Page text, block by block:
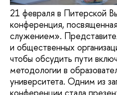
21 февраля в Питерской
конференция,
служением».
и общественных
чтобы обсудить пути
методологии в
университета. Одним из